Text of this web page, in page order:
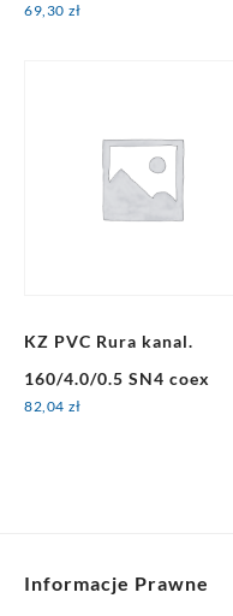
69,30 zł
KZ PVC Rura kanal.
160/4.0/0.5 SN4 coex
82,04 zł
Informacje Prawne